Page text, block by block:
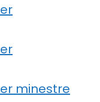
minestre